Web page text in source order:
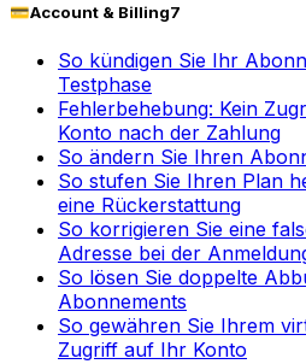
💳Account & Billing7
So kündigen Sie Ihr
Testphase
Fehlerbehebung: Kein
Konto nach der Zahlung
So ändern Sie Ihren
So stufen Sie Ihren Plan
eine Rückerstattung
So korrigieren Sie eine
Adresse bei der
So lösen Sie doppelte
Abonnements
So gewähren Sie Ihrem
Zugriff auf Ihr Konto